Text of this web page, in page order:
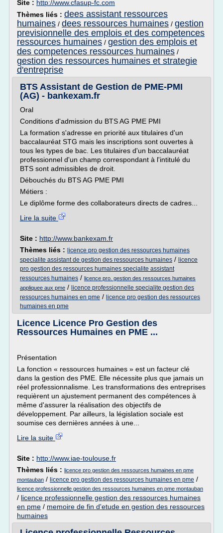
Site : http://www.cfasup-fc.com
Thèmes liés : dees assistant ressources
humaines / dees ressources humaines / gestion
previsionnelle des emplois et des competences
ressources humaines / gestion des emplois et
des competences ressources humaines /
gestion des ressources humaines et strategie
d'entreprise
BTS Assistant de Gestion de PME-PMI
(AG) - bankexam.fr
Oral
Conditions d'admission du BTS AG PME PMI
La formation s'adresse en priorité aux titulaires d'un
baccalauréat STG mais les inscriptions sont ouvertes à
tous les types de bac. Les titulaires d'un baccalauréat
professionnel d'un champ correspondant à l'intitulé du
BTS sont admissibles de droit.
Débouchés du BTS AG PME PMI
Métiers :
Le diplôme forme des collaborateurs directs de cadres...
Lire la suite
Site : http://www.bankexam.fr
Thèmes liés : licence pro gestion des ressources humaines
specialite assistant de gestion des ressources humaines / licence
pro gestion des ressources humaines specialite assistant
ressources humaines / licence pro. gestion des ressources humaines
appliquee aux pme / licence professionnelle specialite gestion des
ressources humaines en pme / licence pro gestion des ressources
humaines en pme
Licence Licence Pro Gestion des
Ressources Humaines en PME ...
Présentation
La fonction « ressources humaines » est un facteur clé
dans la gestion des PME. Elle nécessite plus que jamais un
réel professionnalisme. Les transformations des entreprises
requièrent un ajustement permanent des compétences à
même d'assurer la réalisation des objectifs de
développement. Par ailleurs, la législation sociale est
soumise ces dernières années à une...
Lire la suite
Site : http://www.iae-toulouse.fr
Thèmes liés : licence pro gestion des ressources humaines en pme
montauban / licence pro gestion des ressources humaines en pme /
licence professionnelle gestion des ressources humaines en pme montauban
/ licence professionnelle gestion des ressources humaines
en pme / memoire de fin d'etude en gestion des ressources
humaines